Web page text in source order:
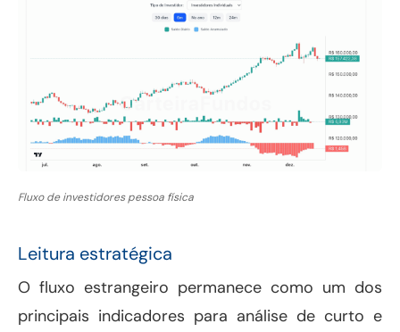
Fluxo de investidores pessoa física
Leitura estratégica
O fluxo estrangeiro permanece como um dos
principais indicadores para análise de curto e